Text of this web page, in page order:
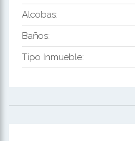
Alcobas:
Baños:
Tipo Inmueble: